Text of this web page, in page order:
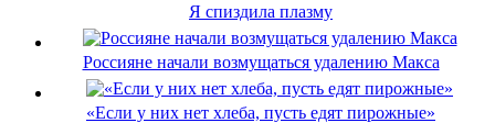
Я спиздила плазму
Россияне начали возмущаться удалению Макса
«Если у них нет хлеба, пусть едят пирожные»